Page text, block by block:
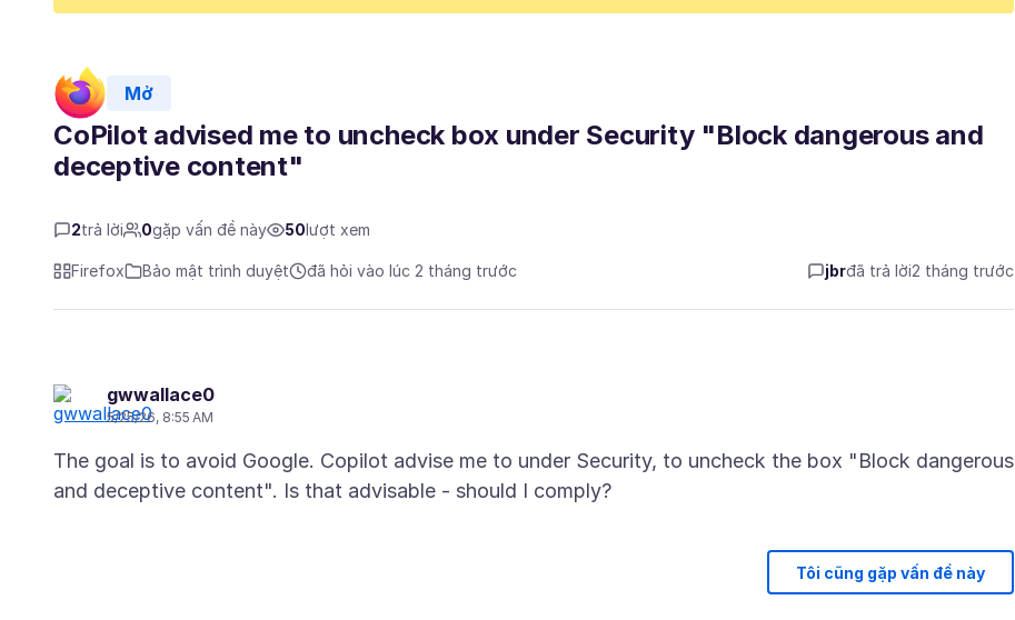
Mở
CoPilot advised me to uncheck box under Security "Block dangerous and
deceptive content"
2trả lời 0gặp vấn đề này 50 lượt xem
Firefox Bảo mật trình duyệt đã hỏi vào lúc 2 tháng trước jbrđã trả lời2 tháng trước
gwwallace0
5/25/26, 8:55 AM
The goal is to avoid Google. Copilot advise me to under Security, to uncheck the box "Block dangerous
and deceptive content". Is that advisable - should I comply?
Tôi cũng gặp vấn đề này